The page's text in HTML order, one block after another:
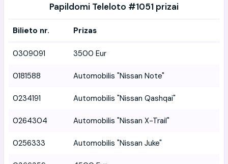
Papildomi Teleloto #1051 prizai
Bilieto nr. Prizas
0309091 3500 Eur
0181588 Automobilis "Nissan Note"
0234191 Automobilis "Nissan Qashqai"
0264304 Automobilis "Nissan X-Trail"
0256333 Automobilis "Nissan Juke"